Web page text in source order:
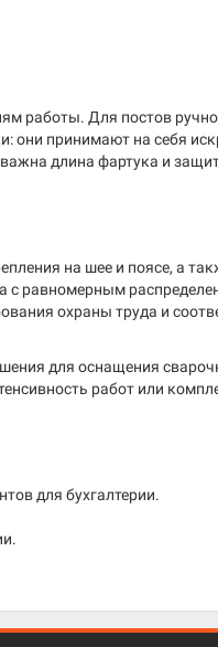
работы. Для постов
они принимают на себя
длина фартука и
на шее и поясе, а
равномерным
охраны труда и
для оснащения
работ или
для бухгалтерии.